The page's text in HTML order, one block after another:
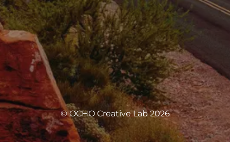
© OCHO Creative Lab 2026